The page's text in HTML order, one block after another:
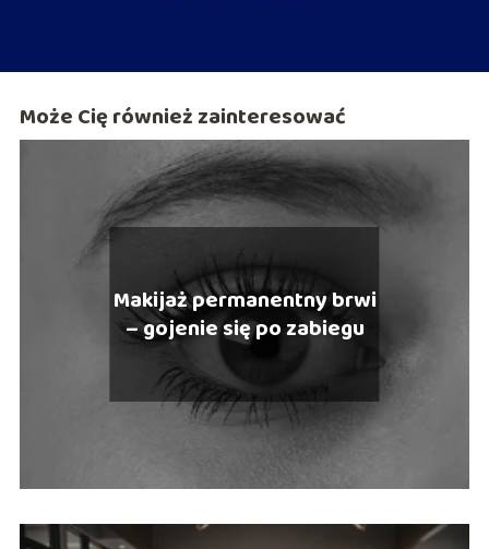
Może Cię również zainteresować
Makijaż permanentny brwi
– gojenie się po zabiegu